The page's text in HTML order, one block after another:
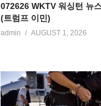
072626 WKTV 워싱턴 뉴
(트럼프 이민)
admin AUGUST 1, 2026